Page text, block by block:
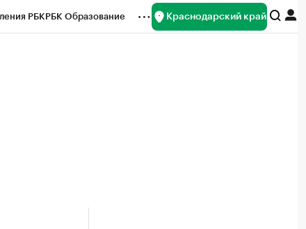
РБКРБК Образование Краснодарский край